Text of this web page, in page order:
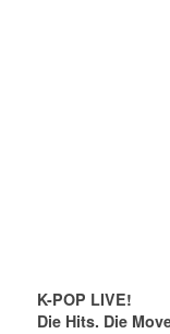
K-POP LIVE!
Die Hits. Die